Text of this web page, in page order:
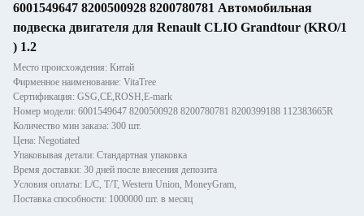
6001549647 8200500928 8200780781 Автомобильная
подвеска двигателя для Renault CLIO Grandtour (KRO/1
) 1.2
Место происхождения: Китай
Фирменное наименование: VitaTree
Сертификация: GSG,CE,ROSH,E-mark
Номер модели: 6001549647 8200500928 8200780781 8200399188 112383665R
Количество мин заказа: 300 шт.
Цена: Negotiated
Упаковывая детали: Стандартная упаковка
Время доставки: 30 дней после внесения депозита
Условия оплаты: L/C, T/T, Western Union, MoneyGram,
Поставка способности: 1000000 шт. в месяц